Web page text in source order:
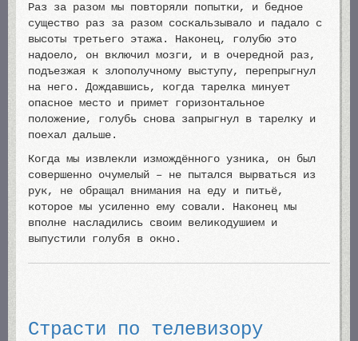
Раз за разом мы повторяли попытки, и бедное
существо раз за разом соскальзывало и падало с
высоты третьего этажа. Наконец, голубю это
надоело, он включил мозги, и в очередной раз,
подъезжая к злополучному выступу, перепрыгнул
на него. Дождавшись, когда тарелка минует
опасное место и примет горизонтальное
положение, голубь снова запрыгнул в тарелку и
поехал дальше.
Когда мы извлекли измождённого узника, он был
совершенно очумелый – не пытался вырваться из
рук, не обращал внимания на еду и питьё,
которое мы усиленно ему совали. Наконец мы
вполне насладились своим великодушием и
выпустили голубя в окно.
Страсти по телевизору